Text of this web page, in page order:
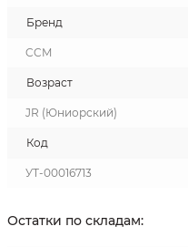
Бренд
CCM
Возраст
JR (Юниорский)
Код
УТ-00016713
Остатки по складам: